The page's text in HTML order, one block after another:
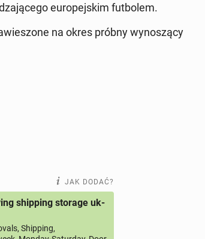
eu­ro­pej­skim fut­bo­lem.
na okres próbny wy­no­szą­cy
JAK DODAĆ?
shipping storage uk-
Shipping,